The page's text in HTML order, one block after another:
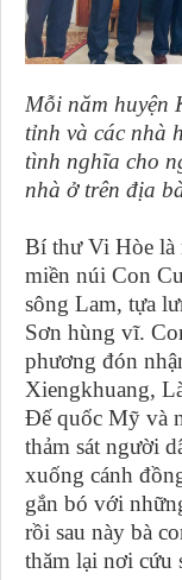
Mỗi năm huyện
tỉnh và các nhà
tình nghĩa cho
nhà ở trên địa
Bí thư Vi Hòe là
miền núi Con
sông Lam, tựa
Sơn hùng vĩ.
phương đón
Xiengkhuang,
Đế quốc Mỹ và
thảm sát người
xuống cánh
gắn bó với
rồi sau này bà
thăm lại nơi cứu